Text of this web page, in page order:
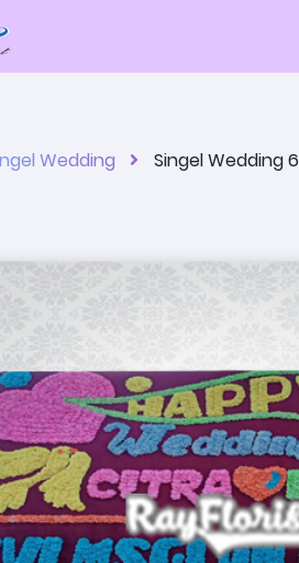
Wedding Singel Wedding 6